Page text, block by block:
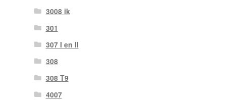
3008 ik
301
307 I en II
308
308 T9
4007